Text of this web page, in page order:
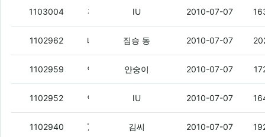
1103004 (1)
IU 2010-07-07
1102962 짐승 동 2010-07-07
1102959 얀숭이 2010-07-07
1102952 IU 2010-07-07
1102940 김씨 2010-07-07